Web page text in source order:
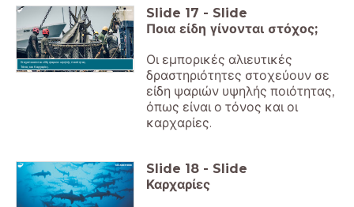
Στοχοποιούνται είδη ψαριών υψηλής ποιότητας.
Τόνος και Καρχαρίες.
Slide 17 - Slide
Ποια είδη γίνονται στόχος;
Οι εμπορικές αλιευτικές
δραστηριότητες στοχεύουν σε
είδη ψαριών υψηλής ποιότητας,
όπως είναι ο τόνος και οι
καρχαρίες.
Slide 18 - Slide
Καρχαρίες